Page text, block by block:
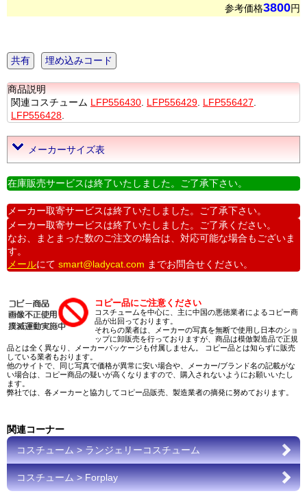
参考価格3800円
共有 埋め込みコード
商品説明
関連コスチューム LFP556430 LFP556429 LFP556427
LFP556428
メーカーサイズ表
在庫販売サービスは終了いたしました。ご了承下さい。
メーカー取寄サービスは終了いたしました。ご了承下さい。
メーカー取寄サービスは終了いたしました。ご了承ください。
なお、まとまった数のご注文の場合は、対応可能な場合もございま
す。
メールにて smart@ladycat.com までお問合せください。
コピー品にご注意ください
コスチュームを中心に、主に中国の悪徳業者によるコピー商
品が出回っております。
それらの業者は、メーカーの写真を無断で使用し日本のショ
ップに卸販売を行っておりますが、商品は模倣製造品で正規
品とは全く異なり、メーカーパッケージも付属しません。 コピー品とは知らずに販売
している業者もおります。
他のサイトで、同じ写真で価格が異常に安い場合や、メーカー/ブランド名の記載がな
い場合は、コピー商品の疑いが高くなりますので、購入されないようにお願いいたし
ます。
弊社では、各メーカーと協力してコピー品販売、製造業者の摘発に努めております。
関連コーナー
コスチューム > ランジェリーコスチューム
コスチューム > Forplay